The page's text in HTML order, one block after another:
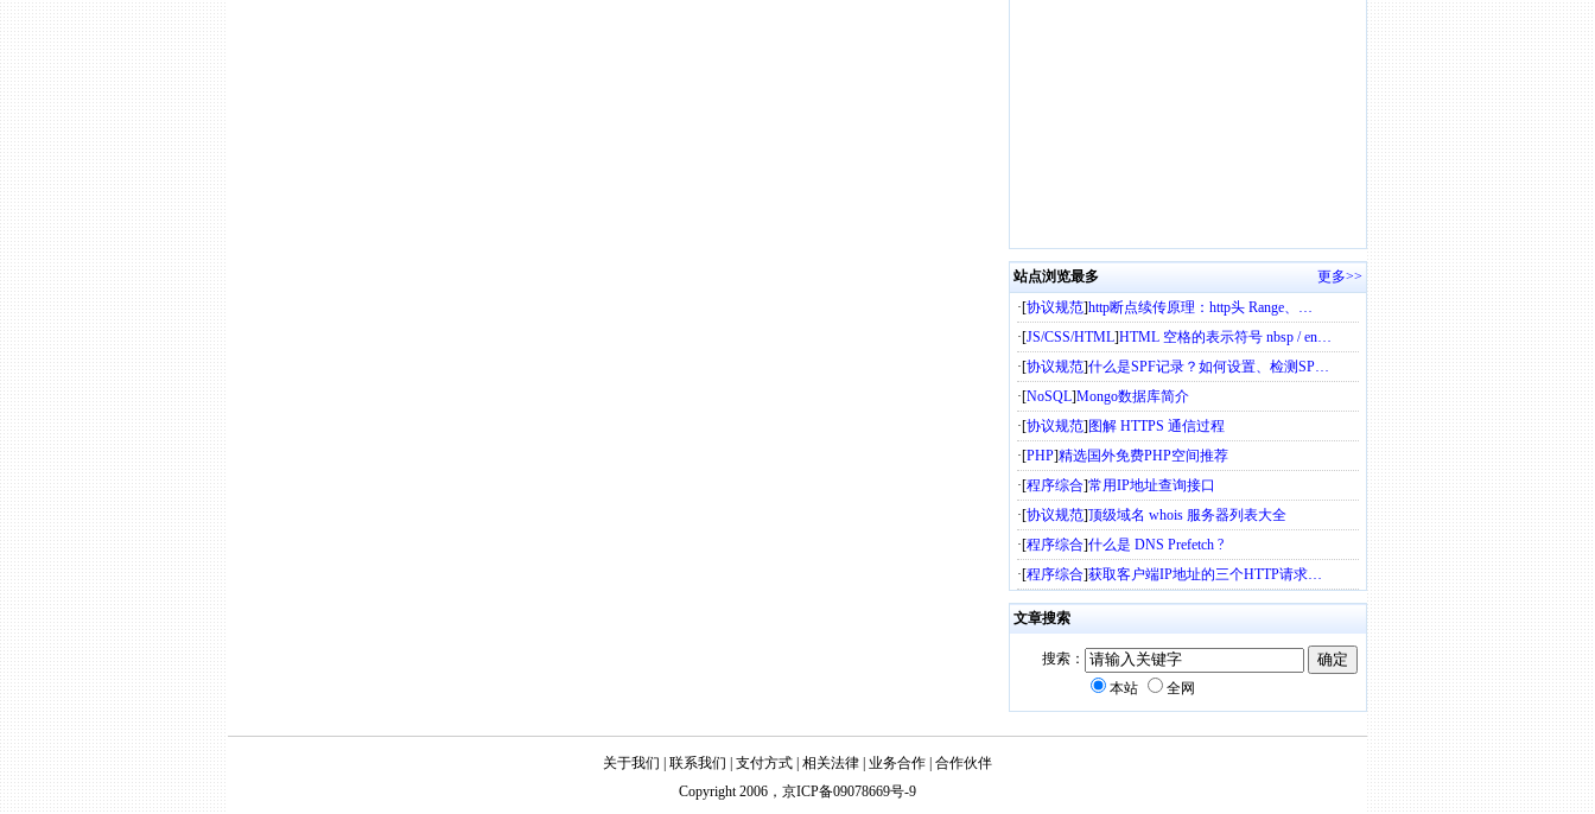
站点浏览最多
更多>>
·[协议规范]http断点续传原理：http头 Range、…
·[JS/CSS/HTML]HTML 空格的表示符号 nbsp / en…
·[协议规范]什么是SPF记录？如何设置、检测SP…
·[NoSQL]Mongo数据库简介
·[协议规范] 图解 HTTPS 通信过程
·[PHP]精选国外免费PHP空间推荐
·[程序综合]常用IP地址查询接口
·[协议规范]顶级域名 whois 服务器列表大全
·[程序综合]什么是 DNS Prefetch ?
·[程序综合]获取客户端IP地址的三个HTTP请求…
文章搜索
搜索：
本站
全网
关于我们 联系我们 支付方式 相关法律 业务合作 合作伙伴
Copyright 2006， 京ICP备09078669号-9